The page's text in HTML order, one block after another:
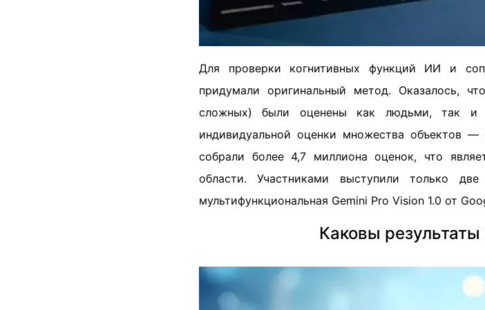
Для проверки когнитивных функций ИИ и
придумали оригинальный метод. Оказалось,
сложных) были оценены как людьми, так и
индивидуальной оценки множества объектов
собрали более 4,7 миллиона оценок, что
области. Участниками выступили только
мультифункциональная Gemini Pro Vision 1.0 от
Каковы